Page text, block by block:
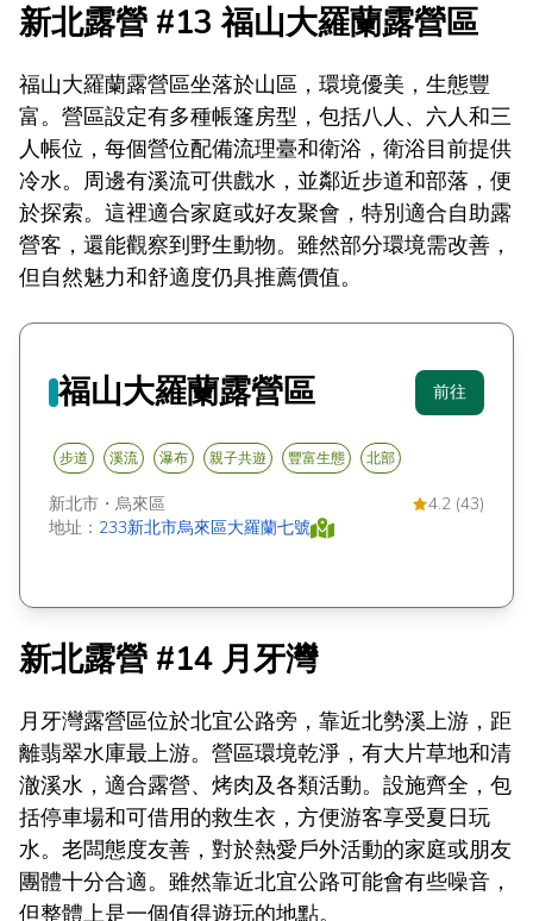
新北露營 #13 福山大羅蘭露營區
福山大羅蘭露營區坐落於山區，環境優美，生態豐
富。營區設定有多種帳篷房型，包括八人、六人和三
人帳位，每個營位配備流理臺和衛浴，衛浴目前提供
冷水。周邊有溪流可供戲水，並鄰近步道和部落，便
於探索。這裡適合家庭或好友聚會，特別適合自助露
營客，還能觀察到野生動物。雖然部分環境需改善，
但自然魅力和舒適度仍具推薦價值。
福山大羅蘭露營區 前往
步道 溪流 瀑布 親子共遊 豐富生態 北部
新北市 ・ 烏來區
4.2 (43)
地址： 233新北市烏來區大羅蘭七號
新北露營 #14 月牙灣
月牙灣露營區位於北宜公路旁，靠近北勢溪上游，距
離翡翠水庫最上游。營區環境乾淨，有大片草地和清
澈溪水，適合露營、烤肉及各類活動。設施齊全，包
括停車場和可借用的救生衣，方便游客享受夏日玩
水。老闆態度友善，對於熱愛戶外活動的家庭或朋友
團體十分合適。雖然靠近北宜公路可能會有些噪音，
但整體上是一個值得遊玩的地點。